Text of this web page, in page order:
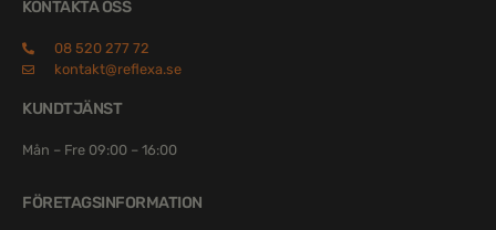
KONTAKTA OSS
08 520 277 72
kontakt@reflexa.se
KUNDTJÄNST
Mån – Fre 09:00 – 16:00
FÖRETAGSINFORMATION